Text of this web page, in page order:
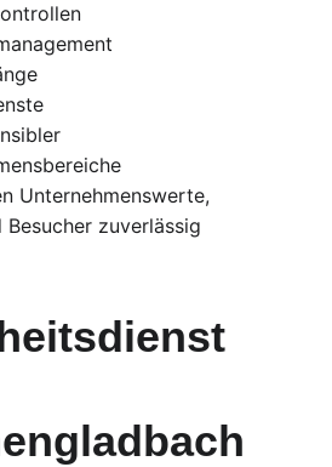
Unternehmenswerte,
zuverlässig